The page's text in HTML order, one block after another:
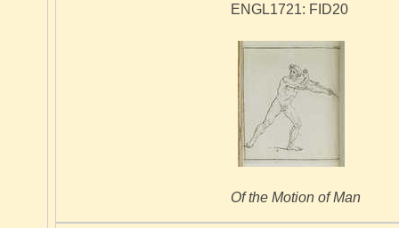
ENGL1721: FID20
Of the Motion of Man